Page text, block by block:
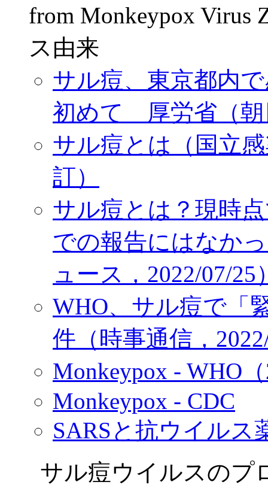
from Monkeypox
ス由来
サル痘、東京都内
初めて 厚労省（朝
サル痘とは（国立
訂）
サル痘とは？現時
での報告にはなか
ュース，2022/07/25
WHO、サル痘で「
件（時事通信，
Monkeypox - WHO
Monkeypox - CDC
SARSと抗ウイルス
サル痘ウイルスのプ